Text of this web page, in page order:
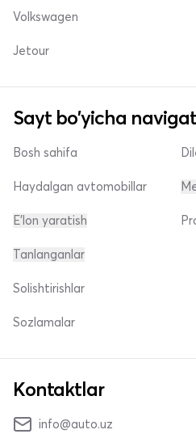
Volkswagen
Jetour
Sayt bo'yicha
Bosh sahifa
Haydalgan avtomobillar
E'lon yaratish
Tanlanganlar
Solishtirishlar
Sozlamalar
Kontaktlar
info@auto.uz